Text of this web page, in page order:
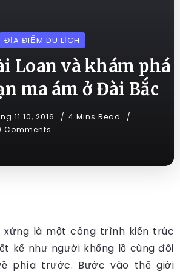
ĐỊA ĐIỂM DU LỊCH
Loan và khám phá
ma ám ở Đài Bắc
11 10, 2016
4 Mins Read
Comments
xứng là một công trình kiến trúc
kế như người khổng lồ cùng đôi
phía trước. Bước vào thế giới